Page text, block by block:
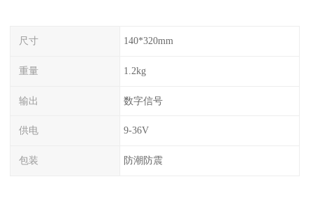
尺寸 140*320mm
重量 1.2kg
输出 数字信号
供电 9-36V
包装 防潮防震